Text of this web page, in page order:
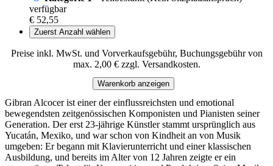
verfügbar
€ 52,55
Zuerst Anzahl wählen
Preise inkl. MwSt. und Vorverkaufsgebühr, Buchungsgebühr von
max. 2,00 € zzgl. Versandkosten.
Warenkorb anzeigen
Gibran Alcocer ist einer der einflussreichsten und emotional
bewegendsten zeitgenössischen Komponisten und Pianisten seiner
Generation. Der erst 23-jährige Künstler stammt ursprünglich aus
Yucatán, Mexiko, und war schon von Kindheit an von Musik
umgeben: Er begann mit Klavierunterricht und einer klassischen
Ausbildung, und bereits im Alter von 12 Jahren zeigte er ein